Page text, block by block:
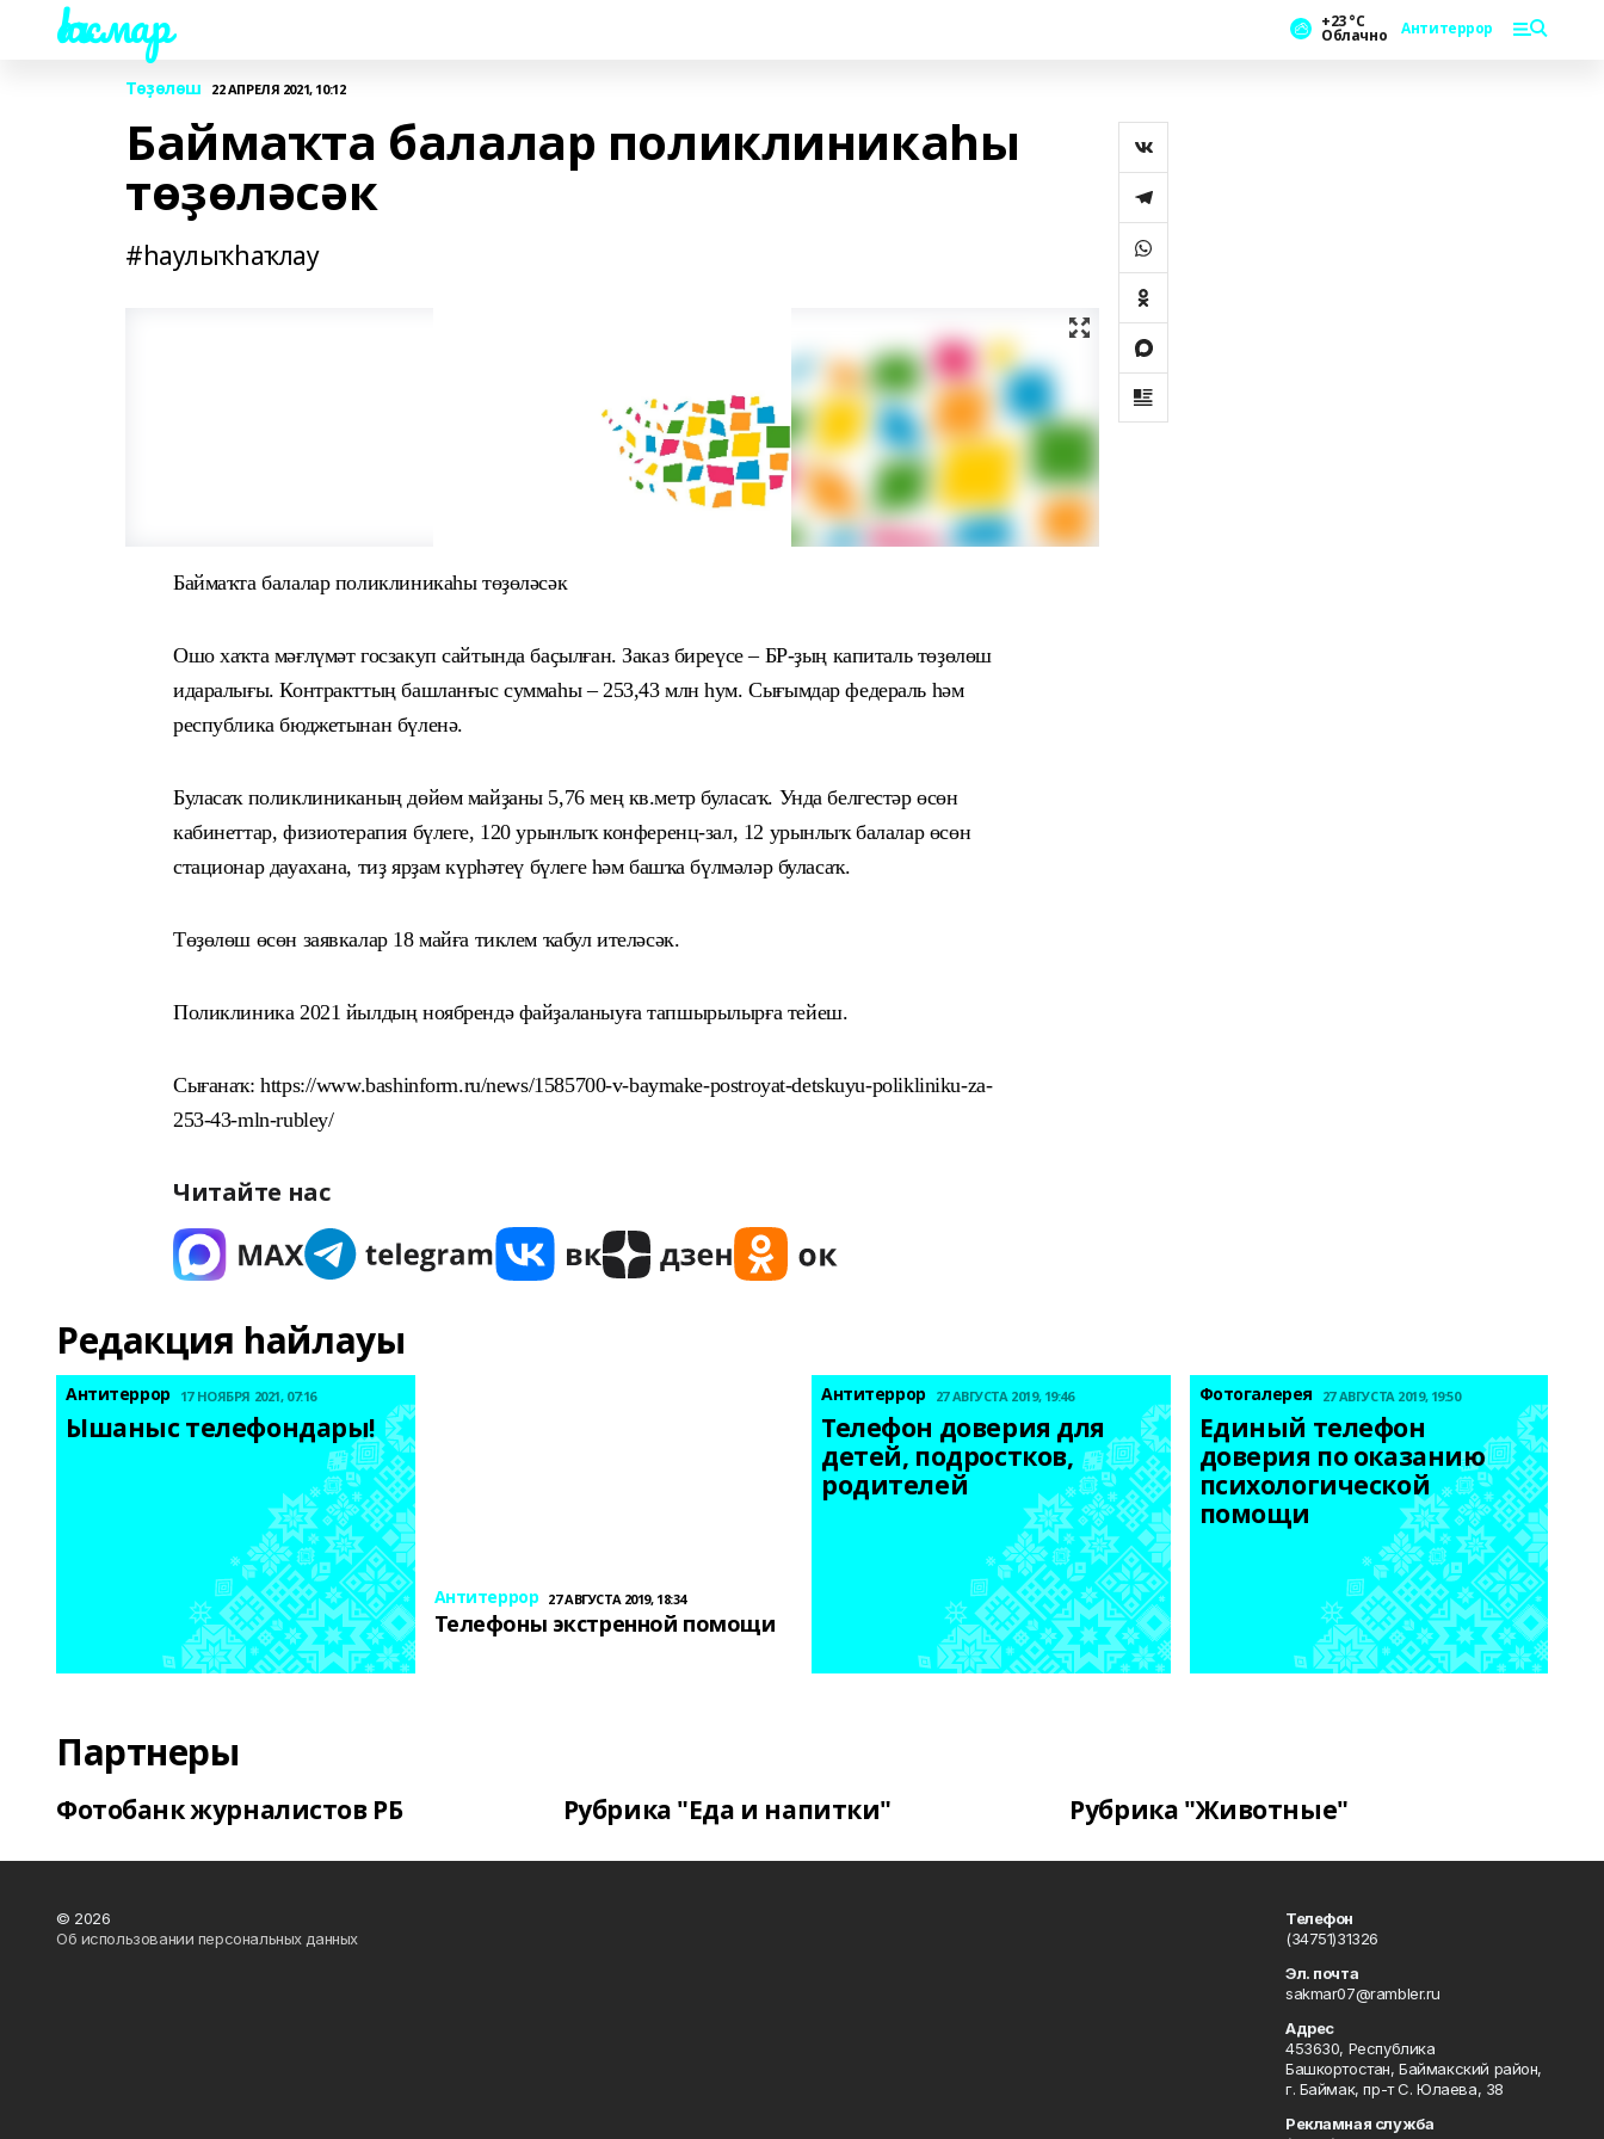
Һаҡмар +23 °С
Облачно Антитеррор
Төҙөлөш 22 АПРЕЛЯ 2021, 10:12
Баймаҡта балалар поликлиникаһы
төҙөләсәк
#һаулыҡһаҡлау
Баймаҡта балалар поликлиникаһы төҙөләсәк
Ошо хаҡта мәғлүмәт госзакуп сайтында баҫылған. Заказ биреүсе – БР-ҙың капиталь төҙөлөш
идаралығы. Контракттың башланғыс суммаһы – 253,43 млн һум. Сығымдар федераль һәм
республика бюджетынан бүленә.
Буласаҡ поликлиниканың дөйөм майҙаны 5,76 мең кв.метр буласаҡ. Унда белгестәр өсөн
кабинеттар, физиотерапия бүлеге, 120 урынлыҡ конференц-зал, 12 урынлыҡ балалар өсөн
стационар дауахана, тиҙ ярҙам күрһәтеү бүлеге һәм башҡа бүлмәләр буласаҡ.
Төҙөлөш өсөн заявкалар 18 майға тиклем ҡабул ителәсәк.
Поликлиника 2021 йылдың ноябрендә файҙаланыуға тапшырылырға тейеш.
Сығанаҡ: https://www.bashinform.ru/news/1585700-v-baymake-postroyat-detskuyu-polikliniku-za-
253-43-mln-rubley/
Читайте нас
Редакция һайлауы
Антитеррор 17 НОЯБРЯ 2021, 07:16
Ышаныс телефондары!
Антитеррор 27 АВГУСТА 2019, 18:34
Телефоны экстренной помощи
Антитеррор 27 АВГУСТА 2019, 19:46
Телефон доверия для
детей, подростков,
родителей
Фотогалерея 27 АВГУСТА 2019, 19:50
Единый телефон
доверия по оказанию
психологической
помощи
Партнеры
Фотобанк журналистов РБ Рубрика "Еда и напитки" Рубрика "Животные"
© 2026
Об использовании персональных данных
Телефон
(34751)31326
Эл. почта
sakmar07@rambler.ru
Адрес
453630, Республика
Башкортостан, Баймакский район,
г. Баймак, пр-т С. Юлаева, 38
Рекламная служба